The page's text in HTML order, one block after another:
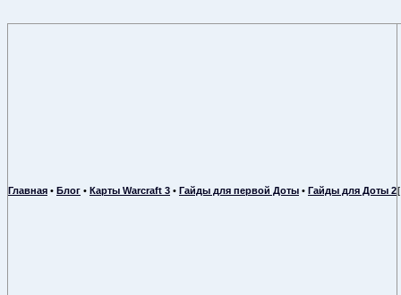
Главная • Блог • Карты Warcraft 3 • Гайды для первой Доты • Гайды для Доты 2